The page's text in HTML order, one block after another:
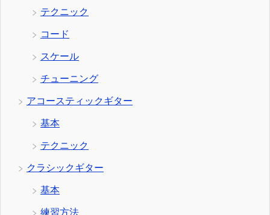
テクニック
コード
スケール
チューニング
アコースティックギター
基本
テクニック
クラシックギター
基本
練習方法